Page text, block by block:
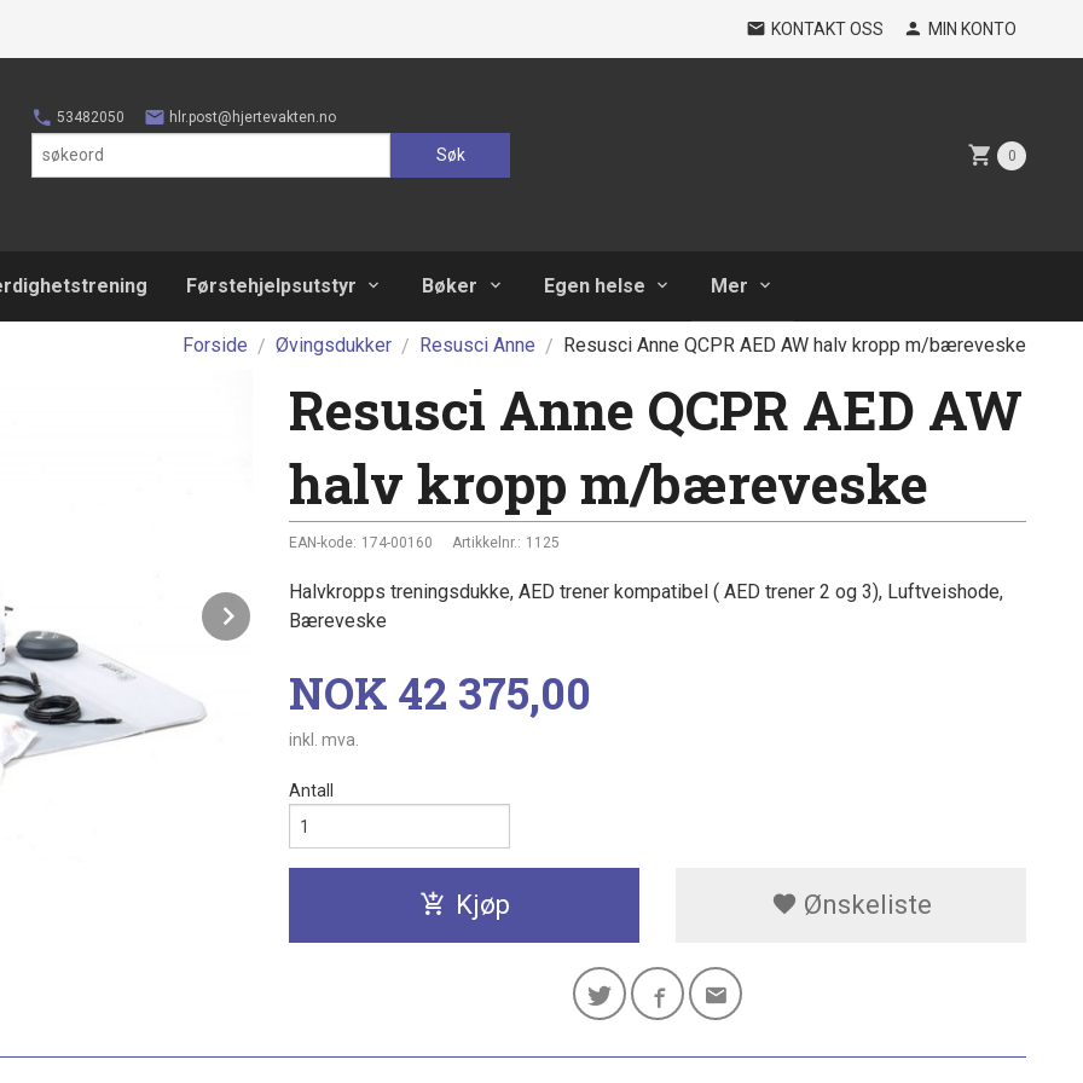
KONTAKT OSS MIN KONTO
53482050 hlr.post@hjertevakten.no
Søk 0
Førstehjelpsutstyr Bøker Egen helse Mer
Forside Øvingsdukker Resusci Anne Resusci Anne QCPR AED AW halv kropp m/bæreveske
Next
Resusci Anne QCPR AED AW
halv kropp m/bæreveske
EAN-kode: 174-00160 Artikkelnr.: 1125
Halvkropps treningsdukke, AED trener kompatibel ( AED trener 2 og 3), Luftveishode,
Bæreveske
Pris
NOK 42 375,00
inkl. mva.
Antall
Kjøp Ønskeliste